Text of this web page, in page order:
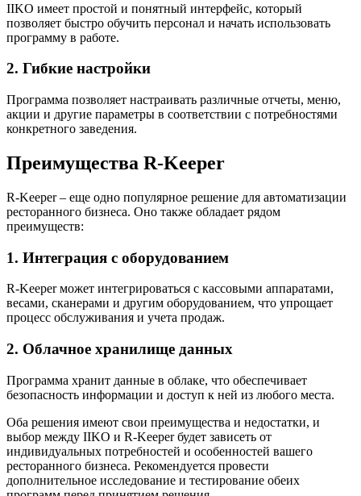
IIKO имеет простой и понятный интерфейс, который
позволяет быстро обучить персонал и начать использовать
программу в работе.
2. Гибкие настройки
Программа позволяет настраивать различные отчеты, меню,
акции и другие параметры в соответствии с потребностями
конкретного заведения.
Преимущества R-Keeper
R-Keeper – еще одно популярное решение для автоматизации
ресторанного бизнеса. Оно также обладает рядом
преимуществ:
1. Интеграция с оборудованием
R-Keeper может интегрироваться с кассовыми аппаратами,
весами, сканерами и другим оборудованием, что упрощает
процесс обслуживания и учета продаж.
2. Облачное хранилище данных
Программа хранит данные в облаке, что обеспечивает
безопасность информации и доступ к ней из любого места.
Оба решения имеют свои преимущества и недостатки, и
выбор между IIKO и R-Keeper будет зависеть от
индивидуальных потребностей и особенностей вашего
ресторанного бизнеса. Рекомендуется провести
дополнительное исследование и тестирование обеих